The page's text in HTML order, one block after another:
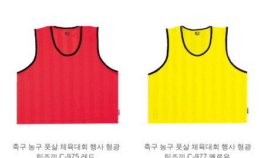
축구 농구 풋살 체육대회 행사 형광
축구 농구 풋살 체육대회 행사 형광